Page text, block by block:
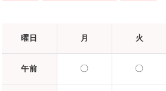
曜日 月 火
午前 〇 〇